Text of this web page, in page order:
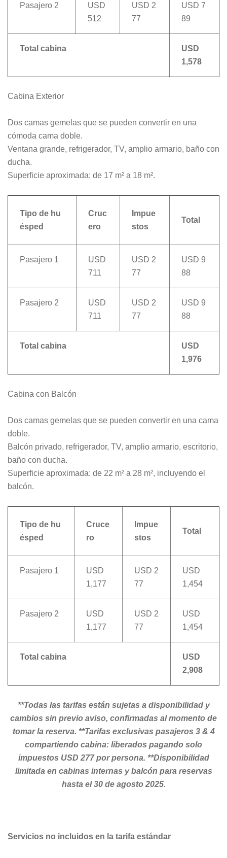
Pasajero 2
USD
512
USD 2
77
USD 7
89
Total cabina
USD
1,578
Cabina Exterior
Dos camas gemelas que se pueden convertir en una
cómoda cama doble.
Ventana grande, refrigerador, TV, amplio armario, baño con
ducha.
Superficie aproximada: de 17 m² a 18 m².
Tipo de hu
ésped
Cruc
ero
Impue
stos
Total
Pasajero 1
USD
711
USD 2
77
USD 9
88
Pasajero 2
USD
711
USD 2
77
USD 9
88
Total cabina
USD
1,976
Cabina con Balcón
Dos camas gemelas que se pueden convertir en una cama
doble.
Balcón privado, refrigerador, TV, amplio armario, escritorio,
baño con ducha.
Superficie aproximada: de 22 m² a 28 m², incluyendo el
balcón.
Tipo de hu
ésped
Cruce
ro
Impue
stos
Total
Pasajero 1
USD
1,177
USD 2
77
USD
1,454
Pasajero 2
USD
1,177
USD 2
77
USD
1,454
Total cabina
USD
2,908
**Todas las tarifas están sujetas a disponibilidad y
cambios sin previo aviso, confirmadas al momento de
tomar la reserva. **Tarifas exclusivas pasajeros 3 & 4
compartiendo cabina: liberados pagando solo
impuestos USD 277 por persona. **Disponibilidad
limitada en cabinas internas y balcón para reservas
hasta el 30 de agosto 2025.
Servicios no incluidos en la tarifa estándar